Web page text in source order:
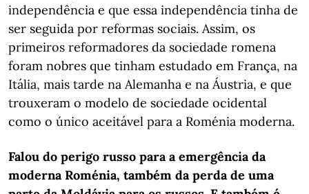
independência e que essa independência tinha de
ser seguida por reformas sociais. Assim, os
primeiros reformadores da sociedade romena
foram nobres que tinham estudado em França, na
Itália, mais tarde na Alemanha e na Áustria, e que
trouxeram o modelo de sociedade ocidental
como o único aceitável para a Roménia moderna.
Falou do perigo russo para a emergência da
moderna Roménia, também da perda de uma